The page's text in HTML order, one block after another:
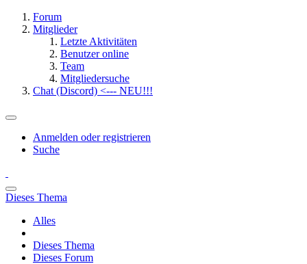
Forum
Mitglieder
Letzte Aktivitäten
Benutzer online
Team
Mitgliedersuche
Chat (Discord) <--- NEU!!!
Anmelden oder registrieren
Suche
Dieses Thema
Alles
Dieses Thema
Dieses Forum